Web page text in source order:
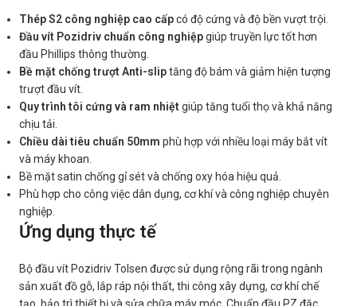
Thép S2 công nghiệp cao cấpcó độ cứng và độ bền vượt trội.
Đầu vít Pozidriv chuẩn công nghiệpgiúp truyền lực tốt hơn
đầu Phillips thông thường.
Bề mặt chống trượt Anti-sliptăng độ bám và giảm hiện tượng
trượt đầu vít.
Quy trình tôi cứng và ram nhiệt giúp tăng tuổi thọ và khả năng
chịu tải.
Chiều dài tiêu chuẩn 50mm phù hợp với nhiều loại máy bắt vít
và máy khoan.
Bề mặt satin chống gỉ sét và chống oxy hóa hiệu quả.
Phù hợp cho công việc dân dụng, cơ khí và công nghiệp chuyên
nghiệp.
Ứng dụng thực tế
Bộ đầu vít Pozidriv Tolsen được sử dụng rộng rãi trong ngành
sản xuất đồ gỗ, lắp ráp nội thất, thi công xây dựng, cơ khí chế